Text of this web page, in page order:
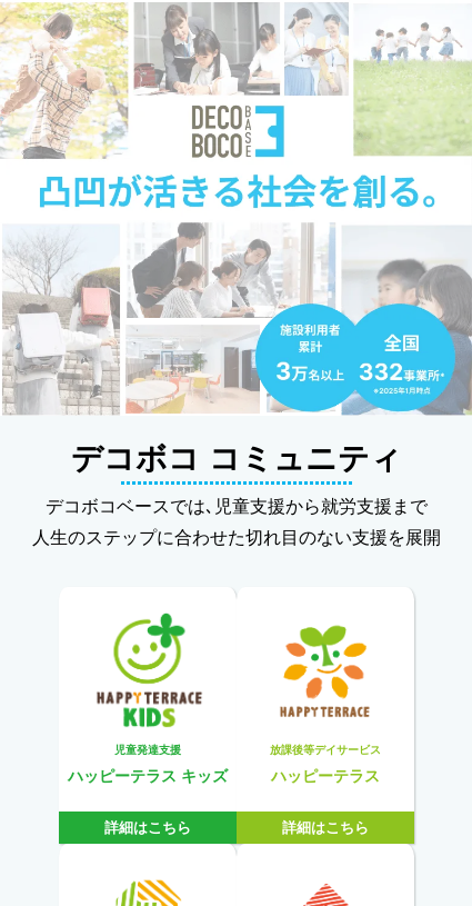
デコボコ コミュニティ
デコボコベースでは､児童支援から就労支援まで
人生のステップに合わせた切れ目のない支援を展開
児童発達支援
ハッピーテラス キッズ
詳細はこちら
放課後等デイサービス
ハッピーテラス
詳細はこちら